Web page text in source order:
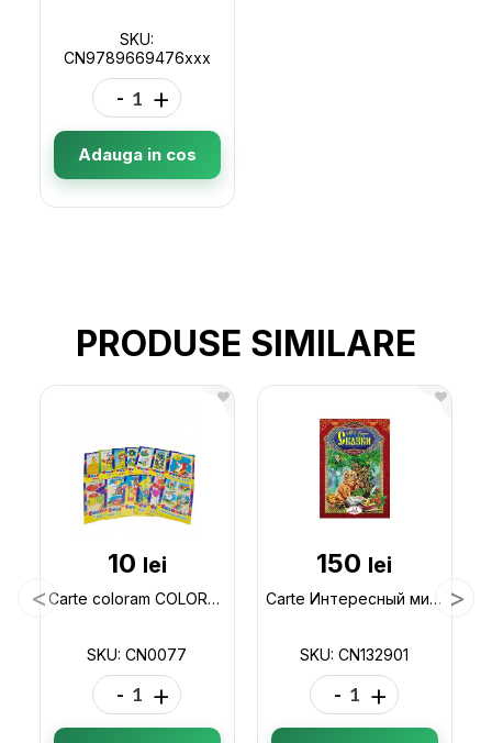
SKU:
CN9789669476xxx
- +
Adauga in cos
PRODUSE SIMILARE
10 lei
Carte coloram COLORAM- MIX CN0077
SKU: CN0077
- +
150 lei
Carte Интересный мир_Сказки А.Пушкин CN132901
SKU: CN132901
- +